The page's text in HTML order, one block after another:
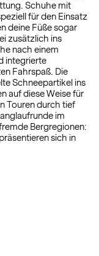
Schuhe mit
für den Einsatz
deine Füße sogar
zusätzlich ins
nach einem
integrierte
Fahrspaß. Die
Schneepartikel ins
auf diese Weise für
Touren durch tief
im
Bergregionen:
sich in